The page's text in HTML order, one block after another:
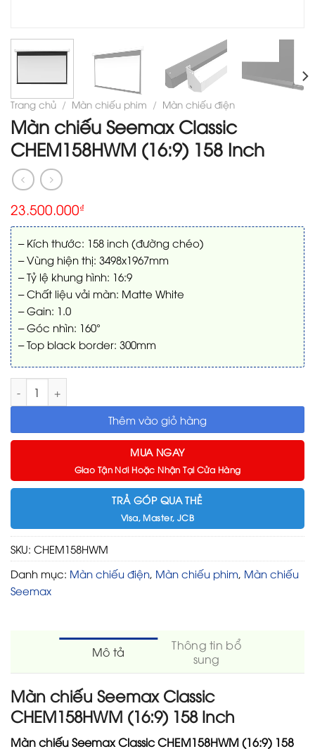
Trang chủ / Màn chiếu phim / Màn chiếu điện
Màn chiếu Seemax Classic
CHEM158HWM (16:9) 158 Inch
23.500.000₫
– Kích thước: 158 inch (đường chéo)
– Vùng hiện thị: 3498x1967mm
– Tỷ lệ khung hình: 16:9
– Chất liệu vải màn: Matte White
– Gain: 1.0
– Góc nhìn: 160°
– Top black border: 300mm
Màn chiếu Seemax Classic CHEM158HWM (16:9) 158 Inch số
Thêm vào giỏ hàng
MUA NGAY
Giao Tận Nơi Hoặc Nhận Tại Cửa Hàng
TRẢ GÓP QUA THẺ
Visa, Master, JCB
SKU: CHEM158HWM
Danh mục: Màn chiếu điện Màn chiếu phim Màn chiếu
Seemax
Mô tả
Thông tin bổ
sung
Màn chiếu Seemax Classic
CHEM158HWM (16:9) 158 Inch
Màn chiếu Seemax Classic CHEM158HWM (16:9) 158